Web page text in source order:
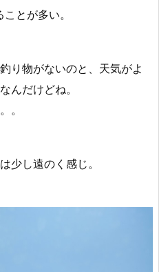
とが多い。
り物がないのと、天気がよ
んだけどね。
。
少し遠のく感じ。